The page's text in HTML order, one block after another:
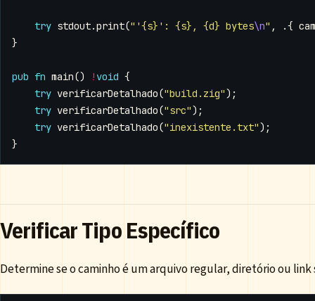
try stdout.print("'{s}': {s}, {d} bytes\n" , .{
}
pub fn main() ! void {
try verificarDetalhado("build.zig" );
try verificarDetalhado("src" );
try verificarDetalhado("inexistente.txt" );
}
Verificar Tipo Específico
Determine se o caminho é um arquivo regular, diretório ou link